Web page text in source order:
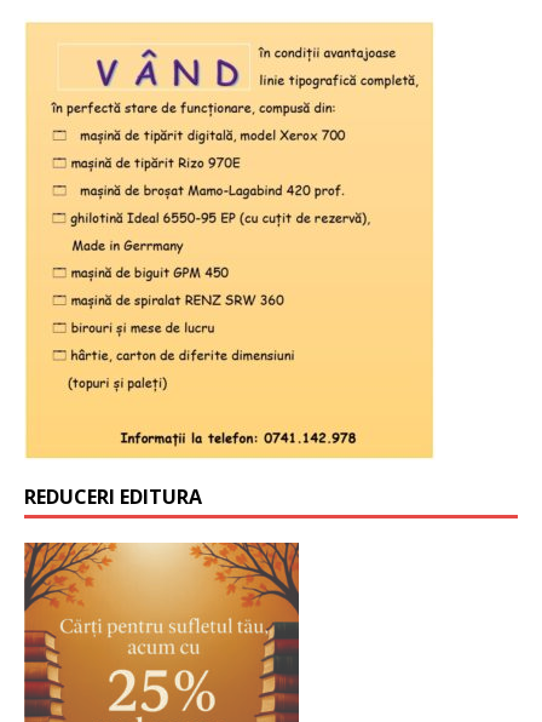
REDUCERI EDITURA